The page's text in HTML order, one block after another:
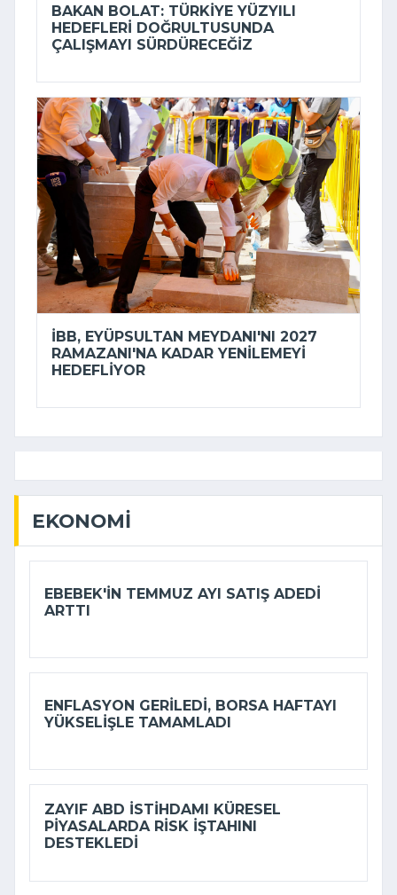
BAKAN BOLAT: TÜRKIYE YÜZYILI
HEDEFLERI DOĞRULTUSUNDA
ÇALIŞMAYI SÜRDÜRECEĞIZ
İBB, EYÜPSULTAN MEYDANI'NI 2027
RAMAZANI'NA KADAR YENILEMEYI
HEDEFLIYOR
EKONOMI
EBEBEK'IN TEMMUZ AYI SATIŞ ADEDI
ARTTI
ENFLASYON GERILEDI, BORSA HAFTAYI
YÜKSELIŞLE TAMAMLADI
ZAYIF ABD ISTIHDAMI KÜRESEL
PIYASALARDA RISK IŞTAHINI
DESTEKLEDI